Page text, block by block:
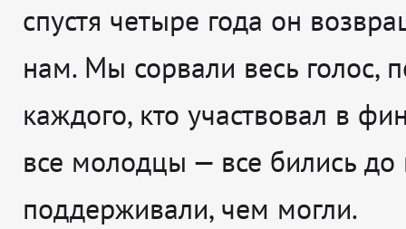
спустя четыре года он
нам. Мы сорвали весь голос,
каждого, кто участвовал в
все молодцы — все бились
поддерживали, чем могли.